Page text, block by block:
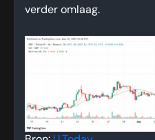
verder omlaag.